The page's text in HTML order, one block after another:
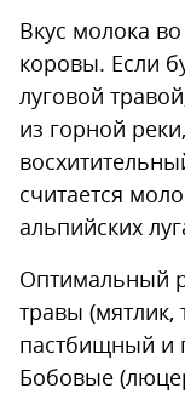
Вкус молока
коровы. Если
луговой
из горной
считается
альпийских
Оптимальный
травы (мятлик,
пастбищный и
Бобовые